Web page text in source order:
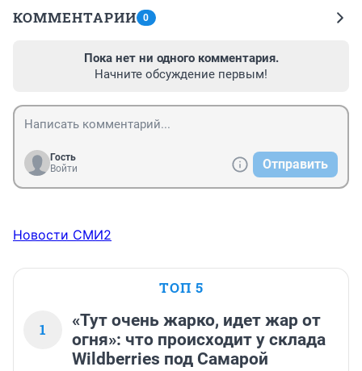
КОММЕНТАРИИ 0
Пока нет ни одного комментария.
Начните обсуждение первым!
Гость
Войти
Отправить
Новости СМИ2
ТОП 5
1
«Тут очень жарко, идет жар от
огня»: что происходит у склада
Wildberries под Самарой